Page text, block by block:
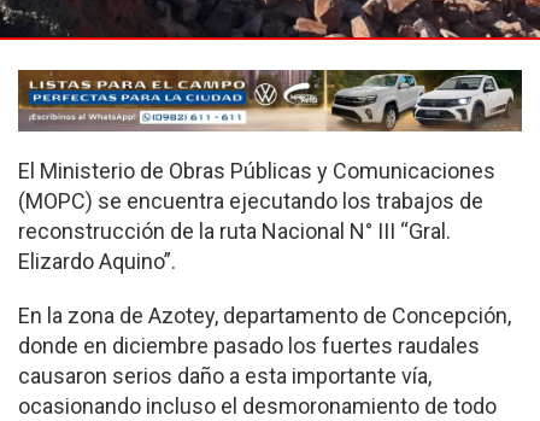
El Ministerio de Obras Públicas y Comunicaciones
(MOPC) se encuentra ejecutando los trabajos de
reconstrucción de la ruta Nacional N° III “Gral.
Elizardo Aquino”.
En la zona de Azotey, departamento de Concepción,
donde en diciembre pasado los fuertes raudales
causaron serios daño a esta importante vía,
ocasionando incluso el desmoronamiento de todo